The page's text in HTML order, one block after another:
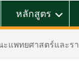
หลักสูตร
แพทยศาสตร์และร